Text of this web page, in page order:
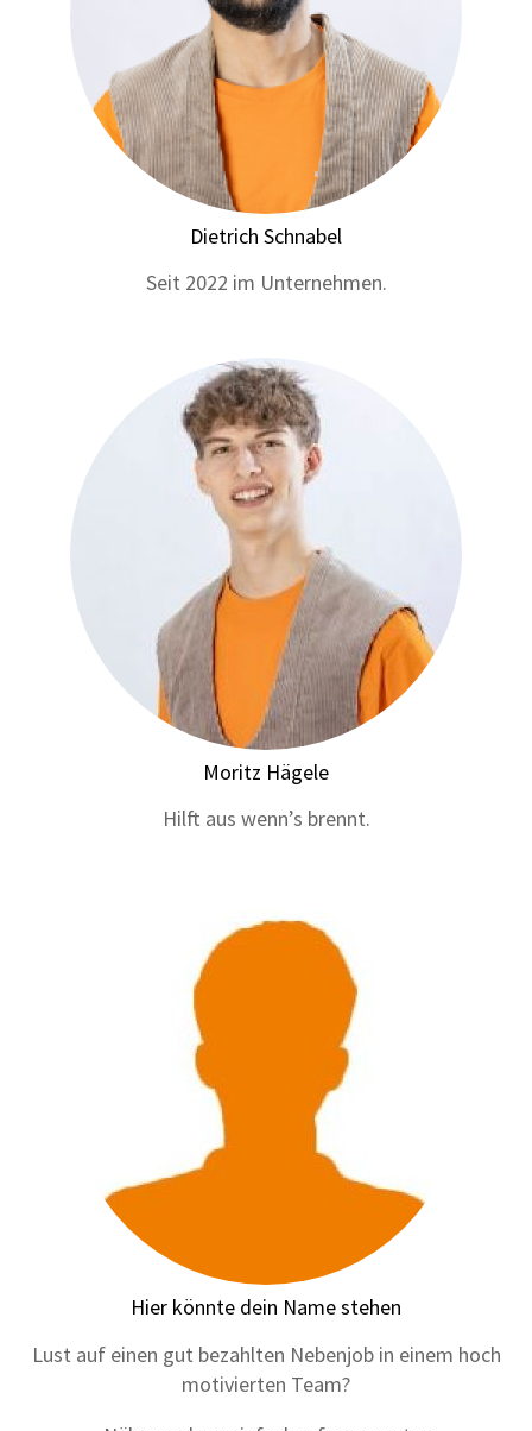
Dietrich Schnabel
Seit 2022 im Unternehmen.
Moritz Hägele
Hilft aus wenn’s brennt.
Hier könnte dein Name stehen
Lust auf einen gut bezahlten Nebenjob in einem hoch
motivierten Team?